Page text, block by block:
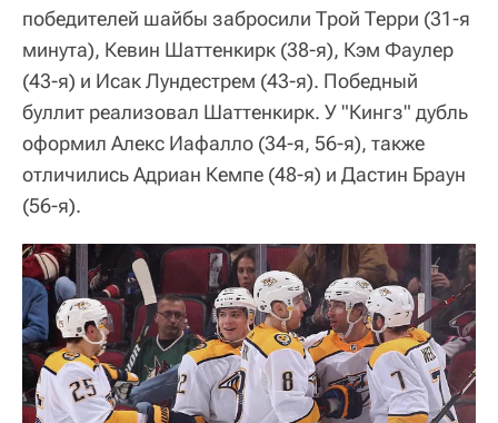
победителей шайбы забросили Трой Терри (31-я
минута), Кевин Шаттенкирк (38-я), Кэм Фаулер
(43-я) и Исак Лундестрем (43-я). Победный
буллит реализовал Шаттенкирк. У "Кингз" дубль
оформил Алекс Иафалло (34-я, 56-я), также
отличились Адриан Кемпе (48-я) и Дастин Браун
(56-я).